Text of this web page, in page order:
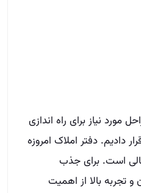
مورد نیاز برای راه اندازی
دادیم. دفتر املاک امروزه
است. برای جذب
تجربه بالا از اهمیت